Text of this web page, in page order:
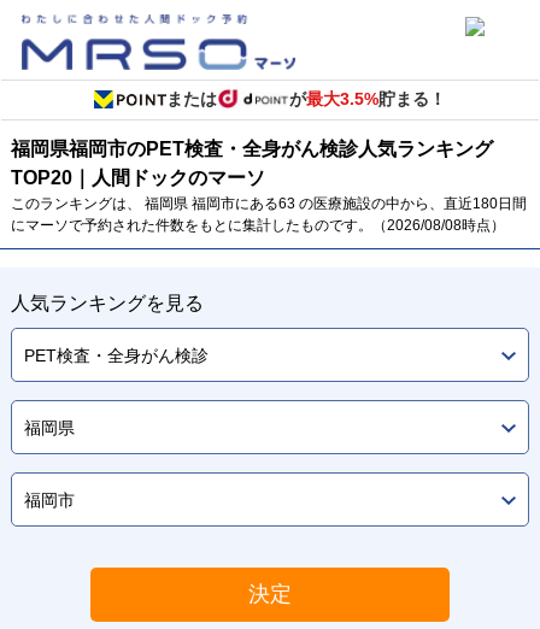
または が最大3.5%貯まる！
福岡県福岡市のPET検査・全身がん検診人気ランキング
TOP20｜人間ドックのマーソ
このランキングは、 福岡県 福岡市にある63 の医療施設の中から、直近180日間
にマーソで予約された件数をもとに集計したものです。（2026/08/08時点）
人気ランキングを見る
決定